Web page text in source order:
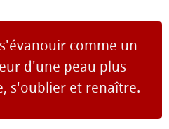
comme un
d'une peau plus
s'oublier et renaître.